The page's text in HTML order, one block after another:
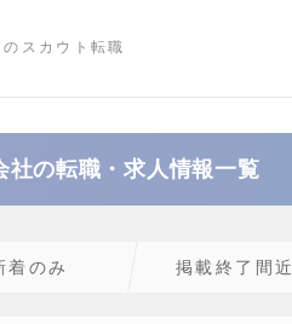
スカウト転職
社の転職・求人情報一覧
着のみ 掲載終了間近